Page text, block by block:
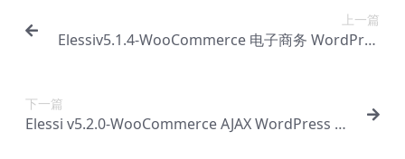
上一篇
Elessiv5.1.4-WooCommerce 电子商务 WordPres
下一篇
Elessi v5.2.0-WooCommerce AJAX WordPress 电